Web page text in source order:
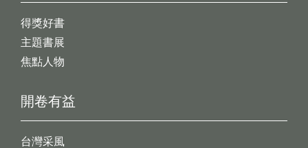
開卷有益
台灣采風
得獎好書
主題書展
焦點人物